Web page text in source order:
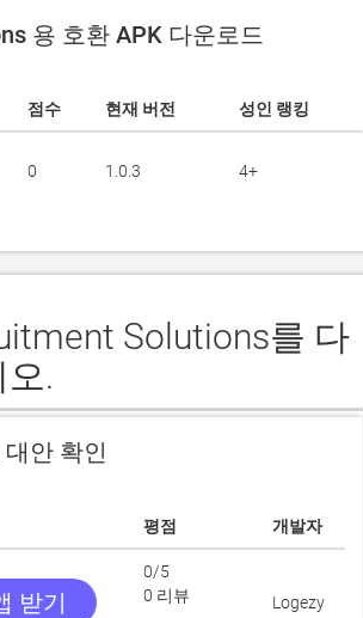
용 호환 APK 다운로드
점수 현재 버전 성인 랭킹
0 1.0.3 4+
Solutions를 다
.
안 확인
평점 개발자
받기
0/5
0 리뷰
Logezy